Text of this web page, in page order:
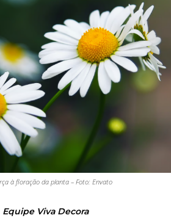
à floração da planta – Foto: Envato
Equipe Viva Decora